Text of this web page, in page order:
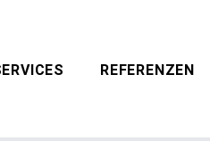
REFERENZEN